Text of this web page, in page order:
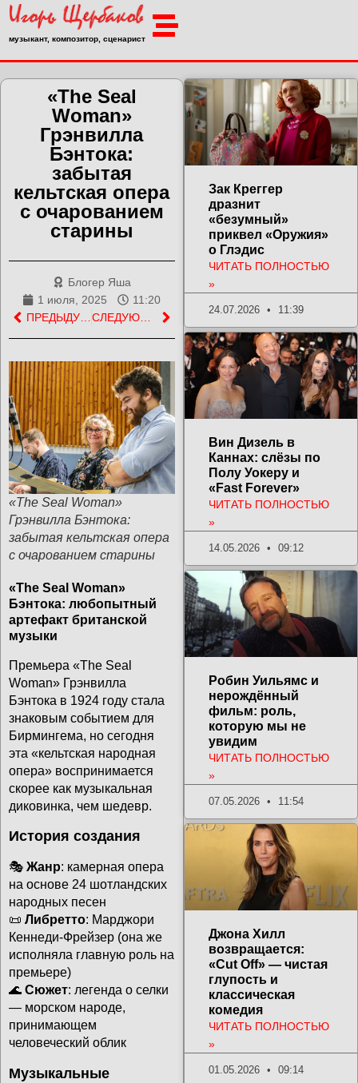
музыкант, композитор, сценарист
«The Seal
Woman»
Грэнвилла
Бэнтока:
забытая
кельтская опера
с очарованием
старины
Блогер Яша
1 июля, 2025
11:20
«The Seal Woman»
Грэнвилла Бэнтока:
забытая кельтская опера
с очарованием старины
«The Seal Woman»
Бэнтока: любопытный
артефакт британской
музыки
Премьера «The Seal
Woman» Грэнвилла
Бэнтока в 1924 году стала
знаковым событием для
Бирмингема, но сегодня
эта «кельтская народная
опера» воспринимается
скорее как музыкальная
диковинка, чем шедевр.
История создания
🎭 Жанр: камерная опера
на основе 24 шотландских
народных песен
📜 Либретто: Марджори
Кеннеди-Фрейзер (она же
исполняла главную роль на
премьере)
🌊 Сюжет: легенда о селки
— морском народе,
принимающем
человеческий облик
Музыкальные
Зак Креггер
дразнит
«безумный»
приквел «Оружия»
о Глэдис
ЧИТАТЬ ПОЛНОСТЬЮ
»
24.07.2026 11:39
Вин Дизель в
Каннах: слёзы по
Полу Уокеру и
«Fast Forever»
ЧИТАТЬ ПОЛНОСТЬЮ
»
14.05.2026 09:12
Робин Уильямс и
нерождённый
фильм: роль,
которую мы не
увидим
ЧИТАТЬ ПОЛНОСТЬЮ
»
07.05.2026 11:54
Джона Хилл
возвращается:
«Cut Off» — чистая
глупость и
классическая
комедия
ЧИТАТЬ ПОЛНОСТЬЮ
»
01.05.2026 09:14